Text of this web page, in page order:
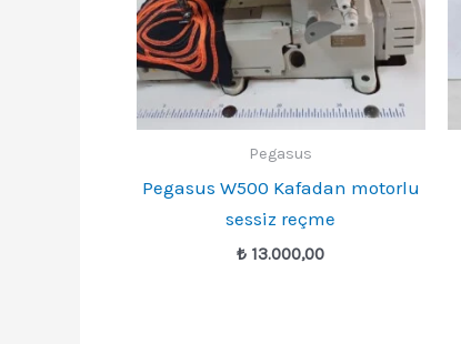
Pegasus
Pegasus W500 Kafadan motorlu
sessiz reçme
₺ 13.000,00